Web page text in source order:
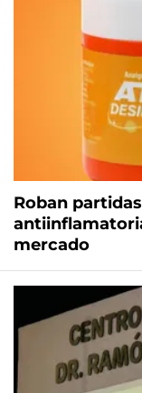
Roban
mercado